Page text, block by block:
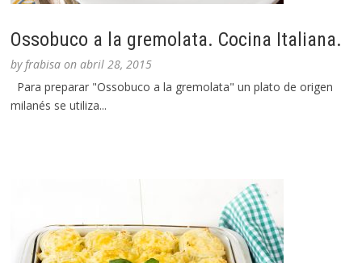
Ossobuco a la gremolata. Cocina Italiana.
byfrabisa onabril 28, 2015
Para preparar "Ossobuco a la gremolata" un plato de origen
milanés se utiliza...